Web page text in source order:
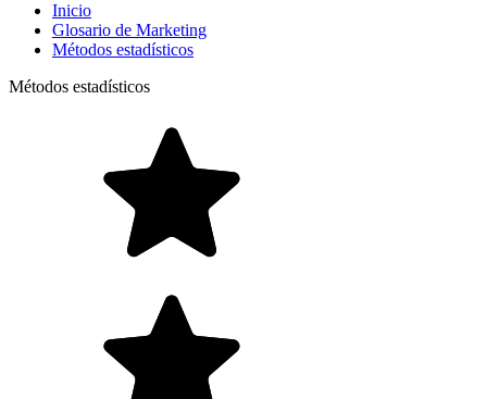
Inicio
Glosario de Marketing
Métodos estadísticos
Métodos estadísticos